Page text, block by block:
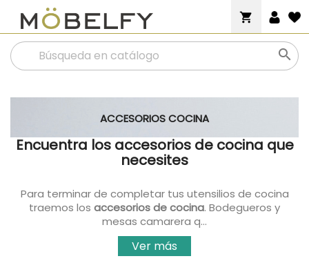
shopping_cart

ACCESORIOS COCINA
Encuentra los accesorios de cocina que
necesites
Para terminar de completar tus utensilios de cocina
traemos los accesorios de cocina. Bodegueros y
mesas camarera q...
Ver más